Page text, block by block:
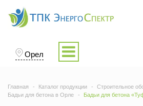
Орел
Главная Каталог продукции
Строительное
Бадьи для бетона в Орле
Бадьи для бетона